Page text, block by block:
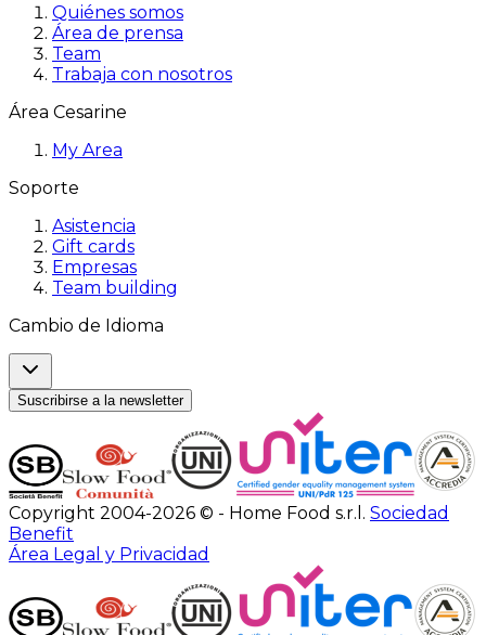
Quiénes somos
Área de prensa
Team
Trabaja con nosotros
Área Cesarine
My Area
Soporte
Asistencia
Gift cards
Empresas
Team building
Cambio de Idioma
Suscribirse a la newsletter
Copyright 2004-2026 © - Home Food s.r.l. Sociedad
Benefit
Área Legal y Privacidad